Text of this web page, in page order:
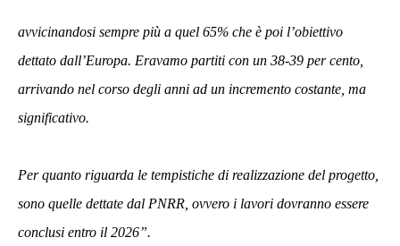
avvicinandosi sempre più a quel 65% che è poi l’obiettivo
dettato dall’Europa. Eravamo partiti con un 38-39 per cento,
arrivando nel corso degli anni ad un incremento costante, ma
significativo.
Per quanto riguarda le tempistiche di realizzazione del progetto,
sono quelle dettate dal PNRR, ovvero i lavori dovranno essere
conclusi entro il 2026”.